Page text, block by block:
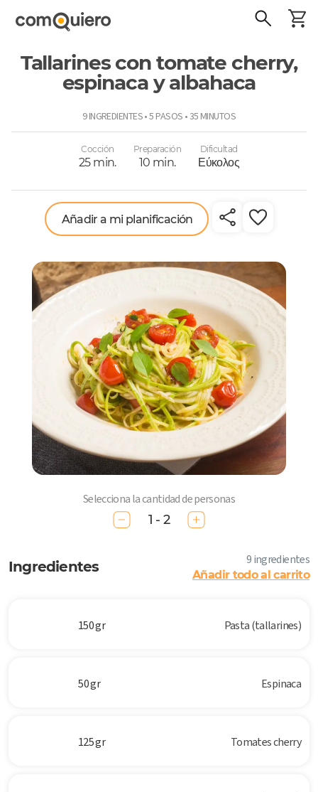
Tallarines con tomate cherry,
espinaca y albahaca
9 INGREDIENTES • 5 PASOS • 35 MINUTOS
Cocción
25 min.
Preparación
10 min.
Dificultad
Εύκολος
Añadir a mi planificación
Selecciona la cantidad de personas
1 - 2
Ingredientes 9 ingredientes
Añadir todo al carrito
150 gr Pasta (tallarines)
50 gr Espinaca
125 gr Tomates cherry